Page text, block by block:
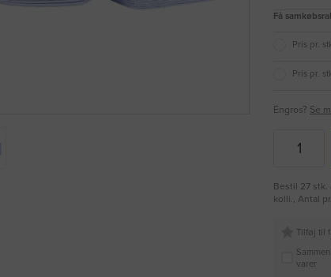
Få
Pris pr.
Pris pr.
Engros? Se
Bestil 27 stk.
kolli., Antal
Tilføj til
varer